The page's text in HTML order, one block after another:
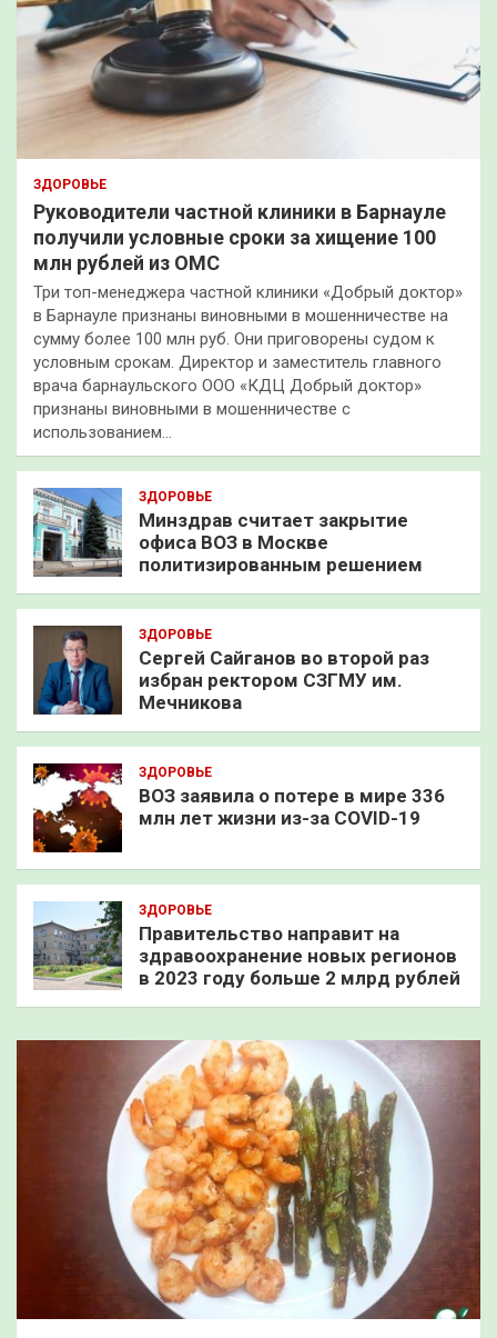
ЗДОРОВЬЕ
Руководители частной клиники в Барнауле
получили условные сроки за хищение 100
млн рублей из ОМС
Три топ-менеджера частной клиники «Добрый доктор»
в Барнауле признаны виновными в мошенничестве на
сумму более 100 млн руб. Они приговорены судом к
условным срокам. Директор и заместитель главного
врача барнаульского ООО «КДЦ Добрый доктор»
признаны виновными в мошенничестве с
использованием…
ЗДОРОВЬЕ
Минздрав считает закрытие
офиса ВОЗ в Москве
политизированным решением
ЗДОРОВЬЕ
Сергей Сайганов во второй раз
избран ректором СЗГМУ им.
Мечникова
ЗДОРОВЬЕ
ВОЗ заявила о потере в мире 336
млн лет жизни из-за COVID-19
ЗДОРОВЬЕ
Правительство направит на
здравоохранение новых регионов
в 2023 году больше 2 млрд рублей